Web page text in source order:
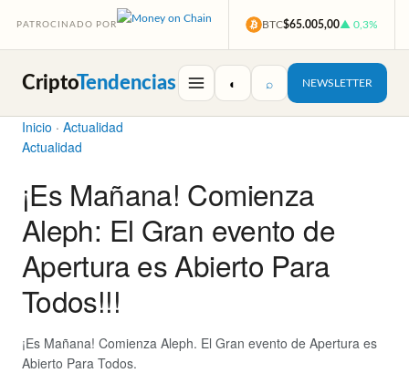
PATROCINADO POR BTC$65.005,00▲ 0,3%
CriptoTendencias ◐ ⌕ NEWSLETTER
Inicio · Actualidad
Actualidad
¡Es Mañana! Comienza
Aleph: El Gran evento de
Apertura es Abierto Para
Todos!!!
¡Es Mañana! Comienza Aleph. El Gran evento de Apertura es
Abierto Para Todos.